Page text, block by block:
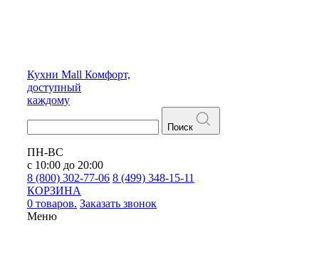
Кухни Mall Комфорт,
доступный
каждому
Поиск
ПН-ВС
с 10:00 до 20:00
8 (800) 302-77-06 8 (499) 348-15-11
КОРЗИНА
0 товаров. Заказать звонок
Меню